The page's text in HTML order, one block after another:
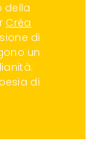
della
Créa
di
un
di